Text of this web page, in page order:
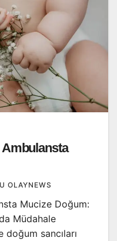
OLAYNEWS
Mucize Doğum:
Müdahale
doğum sancıları